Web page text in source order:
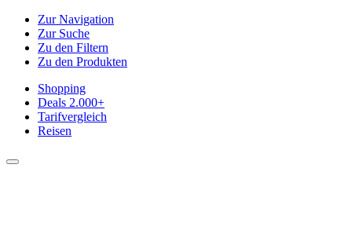
Zur Navigation
Zur Suche
Zu den Filtern
Zu den Produkten
Shopping
Deals 2.000+
Tarifvergleich
Reisen